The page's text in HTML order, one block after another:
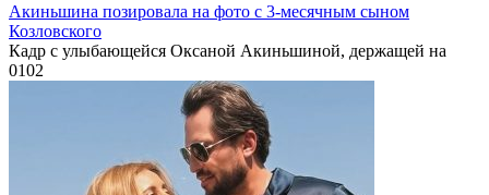
Акиньшина позировала на фото с 3-месячным сыном
Козловского
Кадр с улыбающейся Оксаной Акиньшиной, держащей на
0102